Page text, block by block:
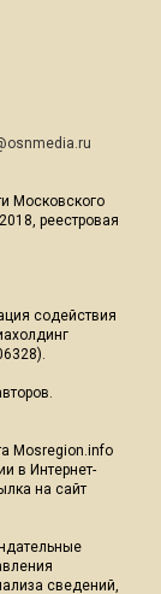
Московского
реестровая
содействия
Mosregion.info
в Интернет-
на сайт
сведений,